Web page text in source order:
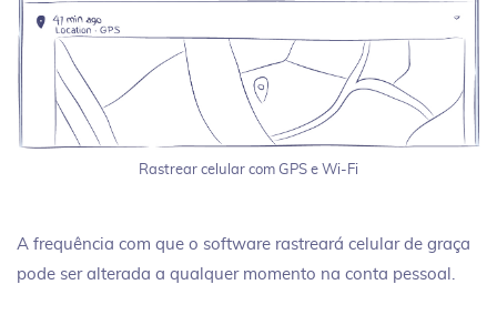
Rastrear celular com GPS e Wi-Fi
A frequência com que o software rastreará celular de graça
pode ser alterada a qualquer momento na conta pessoal.